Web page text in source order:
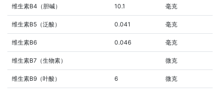
维生素B4（胆碱） 10.1 毫克
维生素B5（泛酸） 0.041 毫克
维生素B6 0.046 毫克
维生素B7（生物素） 微克
维生素B9（叶酸） 6 微克